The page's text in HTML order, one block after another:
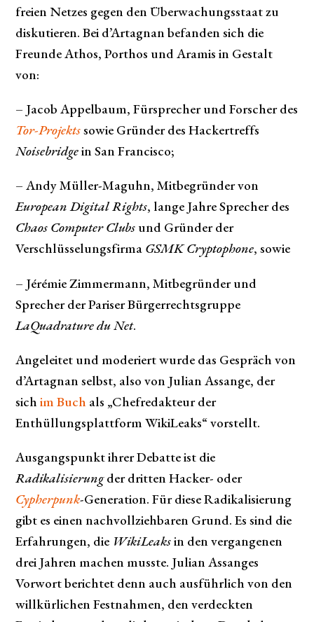
freien Netzes gegen den Überwachungsstaat zu
diskutieren. Bei d’Artagnan befanden sich die
Freunde Athos, Porthos und Aramis in Gestalt
von:
– Jacob Appelbaum, Fürsprecher und Forscher des
Tor-Projektssowie Gründer des Hackertreffs
Noisebridgein San Francisco;
– Andy Müller-Maguhn, Mitbegründer von
European Digital Rights, lange Jahre Sprecher des
Chaos Computer Clubs und Gründer der
Verschlüsselungsfirma GSMK Cryptophone, sowie
– Jérémie Zimmermann, Mitbegründer und
Sprecher der Pariser Bürgerrechtsgruppe
LaQuadrature du Net.
Angeleitet und moderiert wurde das Gespräch von
d’Artagnan selbst, also von Julian Assange, der
sichim Buch als „Chefredakteur der
Enthüllungsplattform WikiLeaks“ vorstellt.
Ausgangspunkt ihrer Debatte ist die
Radikalisierungder dritten Hacker- oder
Cypherpunk-Generation. Für diese Radikalisierung
gibt es einen nachvollziehbaren Grund. Es sind die
Erfahrungen, die WikiLeaksin den vergangenen
drei Jahren machen musste. Julian Assanges
Vorwort berichtet denn auch ausführlich von den
willkürlichen Festnahmen, den verdeckten